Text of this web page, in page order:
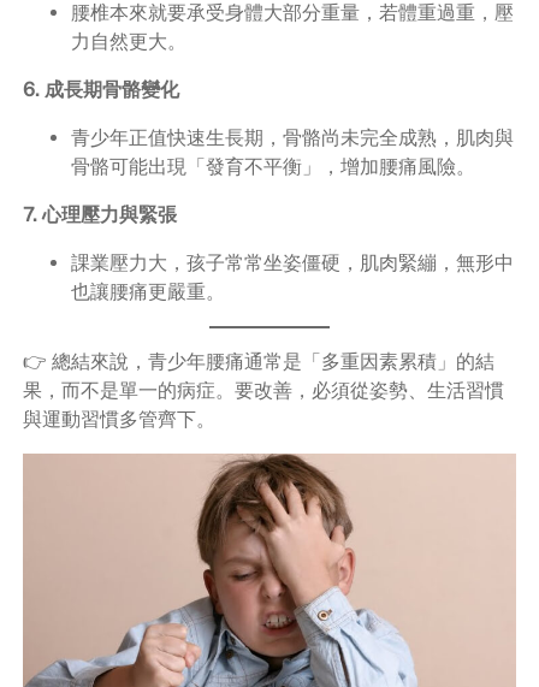
腰椎本來就要承受身體大部分重量，若體重過重，壓
力自然更大。
6. 成長期骨骼變化
青少年正值快速生長期，骨骼尚未完全成熟，肌肉與
骨骼可能出現「發育不平衡」，增加腰痛風險。
7. 心理壓力與緊張
課業壓力大，孩子常常坐姿僵硬，肌肉緊繃，無形中
也讓腰痛更嚴重。
👉 總結來說，青少年腰痛通常是「多重因素累積」的結
果，而不是單一的病症。要改善，必須從姿勢、生活習慣
與運動習慣多管齊下。